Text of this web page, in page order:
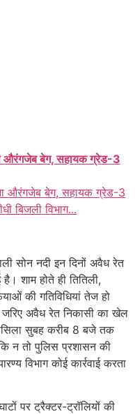
औरंगजेब बेग, सहायक ग्रेड-3
औरंगजेब बेग, सहायक ग्रेड-3
बिजली विभाग...
सोन नदी इन दिनों अवैध रेत
शाम होते ही तितिली,
की गतिविधियां तेज हो
जरिए अवैध रेत निकासी का खेल
सुबह करीब 8 बजे तक
न तो पुलिस प्रशासन की
विभाग कोई कार्रवाई करता
पर ट्रैक्टर-ट्रॉलियों की